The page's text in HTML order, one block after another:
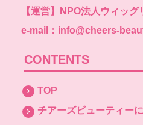
【運営】
NPO法人ウィッグ
e-mail：info@cheers-
CONTENTS
TOP
チアーズビューティー